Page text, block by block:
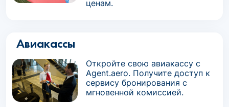
ценам.
Авиакассы
Откройте свою авиакассу с
Agent.aero. Получите доступ к
сервису бронирования с
мгновенной комиссией.